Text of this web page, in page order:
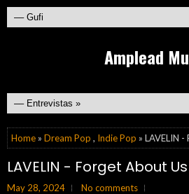
Amplead
Home » Dream Pop , Indie Pop » LAVELIN
LAVELIN - Forget About Us
May 28, 2024 No comments